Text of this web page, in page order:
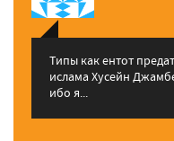
Типы как ентот
ислама Хусейн
ибо я...